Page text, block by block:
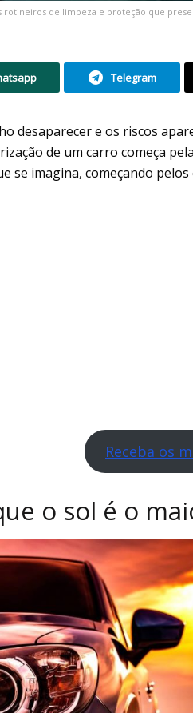
rotineiros de limpeza e proteção que
Telegram
desaparecer e os riscos
de um carro começa
se imagina, começando pelos
Receba os
o sol é o